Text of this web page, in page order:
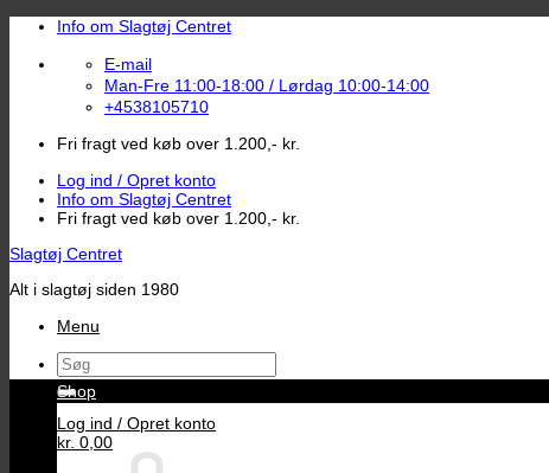
Fortsæt
indhold
Info om Slagtøj Centret
E-mail
Man-Fre 11:00-18:00 / Lørdag 10:00-14:00
+4538105710
Fri fragt ved køb over 1.200,- kr.
Log ind / Opret konto
Info om Slagtøj Centret
Fri fragt ved køb over 1.200,- kr.
Slagtøj Centret
Alt i slagtøj siden 1980
Menu
Søg
efter:
Log ind / Opret konto
kr. 0,00
Shop